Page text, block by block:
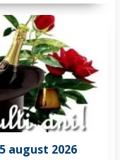
august 2026